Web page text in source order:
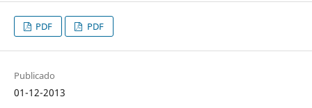
PDF PDF
Publicado
01-12-2013